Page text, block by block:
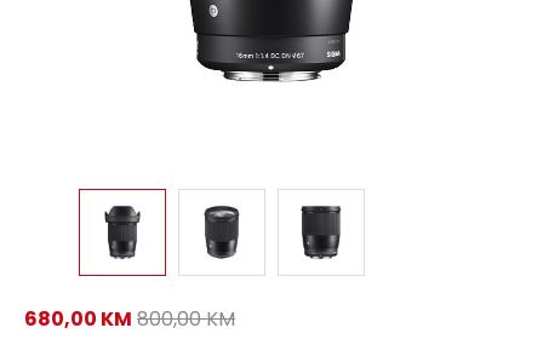
680,00 KM 800,00KM